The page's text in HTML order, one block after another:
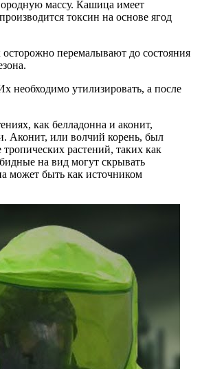
массу. Кашица имеет
токсин на основе ягод
перемалывают до состояния
необходимо утилизировать, а после
как белладонна и аконит,
Аконит, или волчий корень, был
растений, таких как
на вид могут скрывать
может быть как источником